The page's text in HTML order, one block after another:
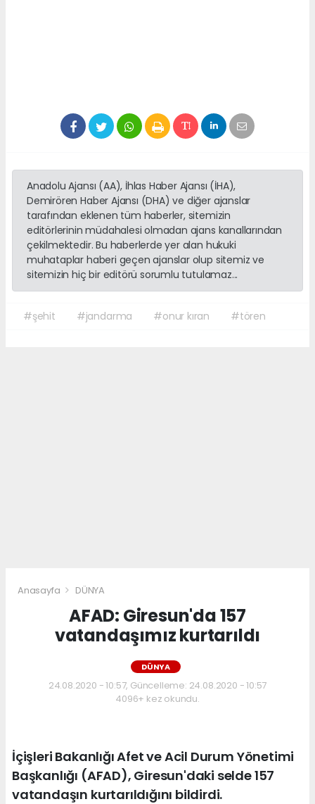
Anadolu Ajansı (AA), İhlas Haber Ajansı (İHA),
Demirören Haber Ajansı (DHA) ve diğer ajanslar
tarafından eklenen tüm haberler, sitemizin
editörlerinin müdahalesi olmadan ajans kanallarından
çekilmektedir. Bu haberlerde yer alan hukuki
muhataplar haberi geçen ajanslar olup sitemiz ve
sitemizin hiç bir editörü sorumlu tutulamaz...
#şehit #jandarma #onur kıran #tören
Anasayfa DÜNYA
AFAD: Giresun'da 157
vatandaşımız kurtarıldı
DÜNYA
24.08.2020 - 10:57, Güncelleme: 24.08.2020 - 10:57
4096+ kez okundu.
İçişleri Bakanlığı Afet ve Acil Durum Yönetimi
Başkanlığı (AFAD), Giresun'daki selde 157
vatandaşın kurtarıldığını bildirdi.